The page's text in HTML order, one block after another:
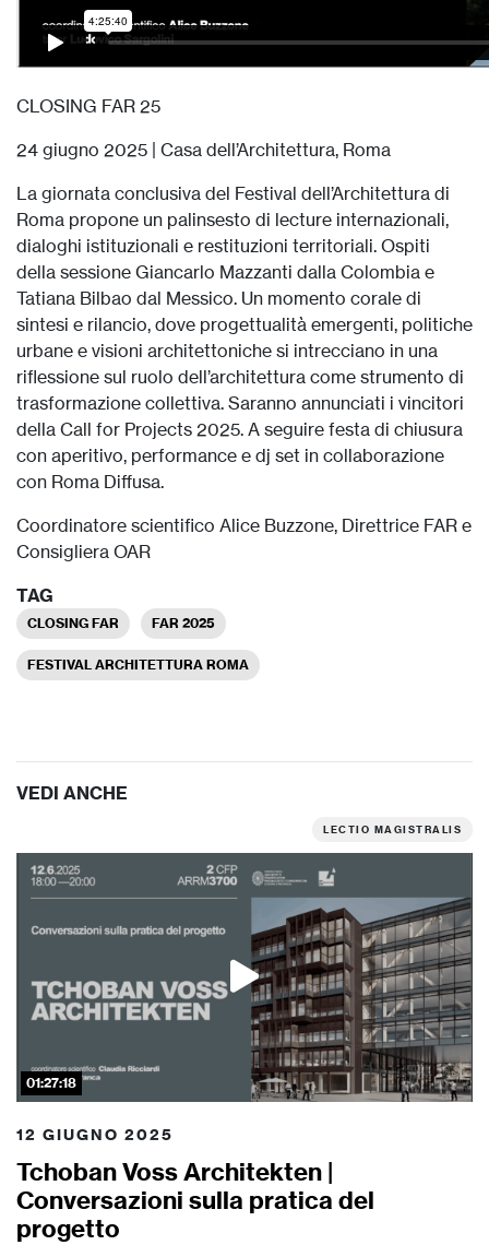
CLOSING FAR 25
24 giugno 2025 | Casa dell’Architettura, Roma
La giornata conclusiva del Festival dell’Architettura di
Roma propone un palinsesto di lecture internazionali,
dialoghi istituzionali e restituzioni territoriali. Ospiti
della sessione Giancarlo Mazzanti dalla Colombia e
Tatiana Bilbao dal Messico. Un momento corale di
sintesi e rilancio, dove progettualità emergenti, politiche
urbane e visioni architettoniche si intrecciano in una
riflessione sul ruolo dell’architettura come strumento di
trasformazione collettiva. Saranno annunciati i vincitori
della Call for Projects 2025. A seguire festa di chiusura
con aperitivo, performance e dj set in collaborazione
con Roma Diffusa.
Coordinatore scientifico Alice Buzzone, Direttrice FAR e
Consigliera OAR
TAG
CLOSING FAR FAR 2025
FESTIVAL ARCHITETTURA ROMA
VEDI ANCHE
LECTIO MAGISTRALIS
01:27:18
12 GIUGNO 2025
Tchoban Voss Architekten |
Conversazioni sulla pratica del
progetto